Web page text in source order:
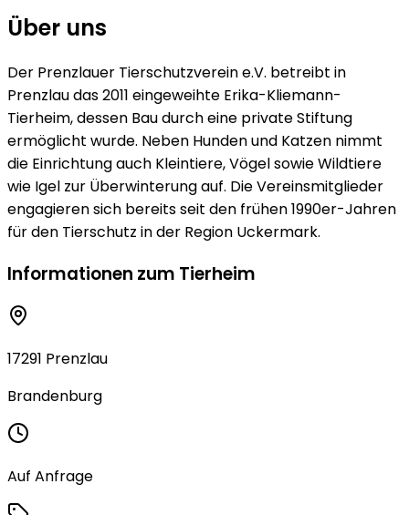
Über uns
Der Prenzlauer Tierschutzverein e.V. betreibt in
Prenzlau das 2011 eingeweihte Erika-Kliemann-
Tierheim, dessen Bau durch eine private Stiftung
ermöglicht wurde. Neben Hunden und Katzen nimmt
die Einrichtung auch Kleintiere, Vögel sowie Wildtiere
wie Igel zur Überwinterung auf. Die Vereinsmitglieder
engagieren sich bereits seit den frühen 1990er-Jahren
für den Tierschutz in der Region Uckermark.
Informationen zum Tierheim
17291 Prenzlau
Brandenburg
Auf Anfrage